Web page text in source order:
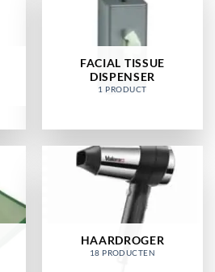
FACIAL TISSUE
DISPENSER
1 PRODUCT
HAARDROGER
18 PRODUCTEN